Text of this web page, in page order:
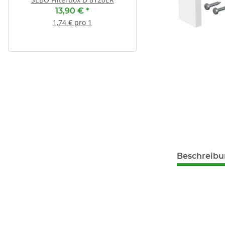
13,90 € *
1,74 € pro 1
00312478 00312477 (